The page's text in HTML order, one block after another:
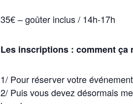
35€ – goûter inclus / 14h-17h
Les inscriptions : comment ça
1/ Pour réserver votre
2/ Puis vous devez désormais me